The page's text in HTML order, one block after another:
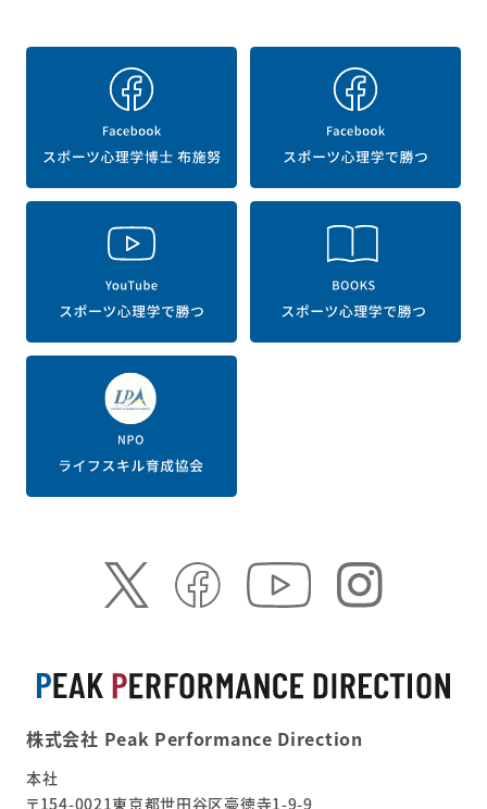
株式会社 Peak Performance Direction
本社
〒154-0021東京都世田谷区豪徳寺1-9-9